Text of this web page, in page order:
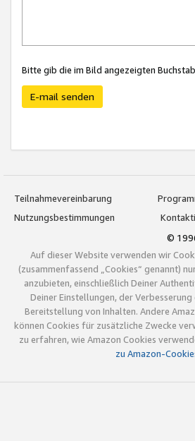
Bitte gib die im Bild angezeigten
E-mail senden
Teilnahmevereinbarung
Nutzungsbestimmungen
©
Auf dieser Website verwenden wir
(zusammenfassend „Cookies“ genannt)
anzubieten, einschließlich Deiner
Deiner Einstellungen, der
Bereitstellung von Inhalten. Andere
können Cookies für zusätzliche Zwecke
zu erfahren, wie Amazon Cookies
zu Amazon-